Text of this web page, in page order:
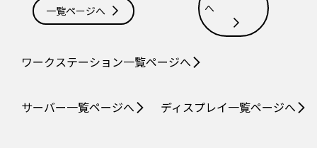
一覧ページへ
へ
ワークステーション一覧ページへ
サーバー一覧ページへ ディスプレイ一覧ページへ